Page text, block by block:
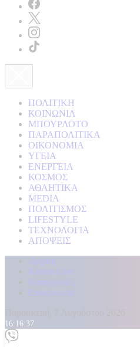
ΠΟΛΙΤΙΚΗ
ΚΟΙΝΩΝΙΑ
ΜΠΟΥΡΛΟΤΟ
ΠΑΡΑΠΟΛΙΤΙΚΑ
ΟΙΚΟΝΟΜΙΑ
ΥΓΕΙΑ
ΕΝΕΡΓΕΙΑ
ΚΟΣΜΟΣ
ΑΘΛΗΤΙΚΑ
MEDIA
ΠΟΛΙΤΙΣΜΟΣ
LIFESTYLE
ΤΕΧΝΟΛΟΓΙΑ
ΑΠΟΨΕΙΣ
Αρχική
Kontra Live
Καταγγελίες
Επικοινωνία
16:16:38